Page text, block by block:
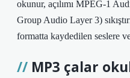
okunur, açılımı MPEG-1
Group Audio Layer 3)
formatta kaydedilen seslere
MP3 çalar